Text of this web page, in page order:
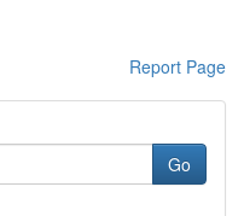
Report Page
Go